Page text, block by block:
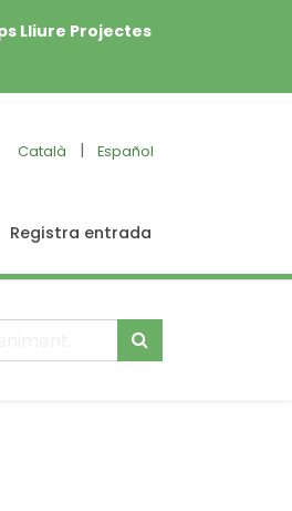
Lliure Projectes
Català | Español
Registra entrada